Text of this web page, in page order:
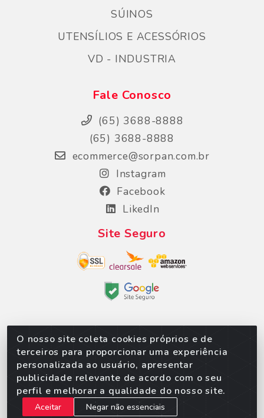
O nosso site coleta cookies próprios e de
terceiros para proporcionar uma experiência
personalizada ao usuário, apresentar
publicidade relevante de acordo com o seu
perfil e melhorar a qualidade do nosso site.
Aceitar Negar não essenciais
SÚINOS
UTENSÍLIOS E ACESSÓRIOS
VD - INDUSTRIA
Fale Conosco
(65) 3688-8888
(65) 3688-8888
ecommerce@sorpan.com.br
Instagram
Facebook
LikedIn
Site Seguro
Sorpan - Rodovia dos Imigrantes, Lote 06, São
Matheus, Várzea Grande/MT – CEP 78152-135 -
CNPJ 02.623.537/0010-24